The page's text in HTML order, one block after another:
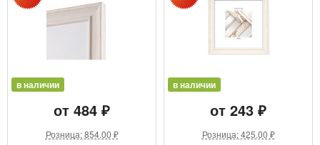
в наличии
от 484 ₽
Розница: 854.00 ₽
в наличии
от 243 ₽
Розница: 425.00 ₽